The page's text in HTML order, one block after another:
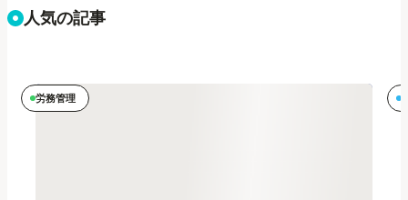
人気の記事
労務管理